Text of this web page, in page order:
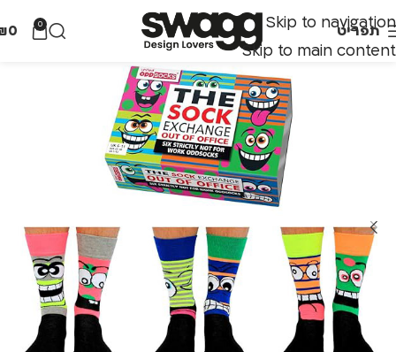
Skip to navigation
Skip to main content
תפריט 0
0